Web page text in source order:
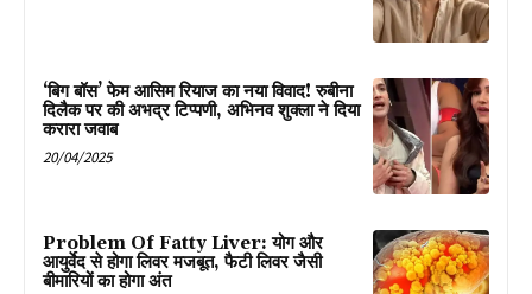
‘बिग बॉस’ फेम आसिम रियाज का नया विवाद! रुबीना
दिलैक पर की अभद्र टिप्पणी, अभिनव शुक्ला ने दिया
करारा जवाब
20/04/2025
Problem Of Fatty Liver: योग और
आयुर्वेद से होगा लिवर मजबूत, फैटी लिवर जैसी
बीमारियों का होगा अंत